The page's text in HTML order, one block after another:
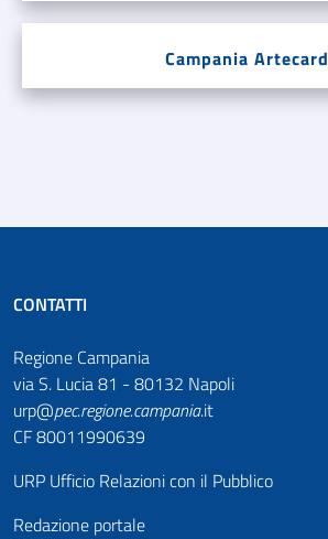
Campania Artecard
CONTATTI
Regione Campania
via S. Lucia 81 - 80132 Napoli
urp@pec.regione.campania.it
CF 80011990639
URP Ufficio Relazioni con il Pubblico
Redazione portale